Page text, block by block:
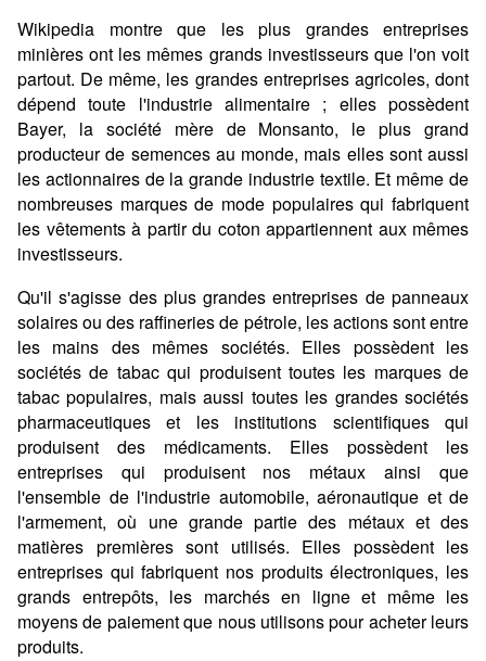
Wikipedia montre que les plus grandes entreprises
minières ont les mêmes grands investisseurs que l'on voit
partout. De même, les grandes entreprises agricoles, dont
dépend toute l'industrie alimentaire ; elles possèdent
Bayer, la société mère de Monsanto, le plus grand
producteur de semences au monde, mais elles sont aussi
les actionnaires de la grande industrie textile. Et même de
nombreuses marques de mode populaires qui fabriquent
les vêtements à partir du coton appartiennent aux mêmes
investisseurs.
Qu'il s'agisse des plus grandes entreprises de panneaux
solaires ou des raffineries de pétrole, les actions sont entre
les mains des mêmes sociétés. Elles possèdent les
sociétés de tabac qui produisent toutes les marques de
tabac populaires, mais aussi toutes les grandes sociétés
pharmaceutiques et les institutions scientifiques qui
produisent des médicaments. Elles possèdent les
entreprises qui produisent nos métaux ainsi que
l'ensemble de l'industrie automobile, aéronautique et de
l'armement, où une grande partie des métaux et des
matières premières sont utilisés. Elles possèdent les
entreprises qui fabriquent nos produits électroniques, les
grands entrepôts, les marchés en ligne et même les
moyens de paiement que nous utilisons pour acheter leurs
produits.